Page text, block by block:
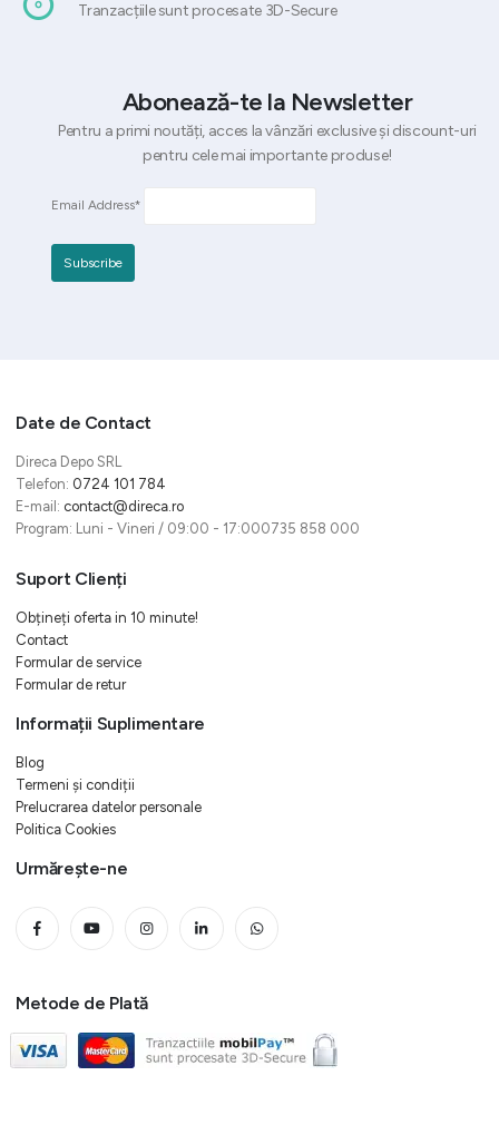
Tranzacțiile sunt procesate 3D-Secure
Abonează-te la Newsletter
Pentru a primi noutăți, acces la vânzări exclusive și discount-uri
pentru cele mai importante produse!
Email Address*
Date de Contact
Direca Depo SRL
Telefon: 0724 101 784
E-mail: contact@direca.ro
Program: Luni - Vineri / 09:00 - 17:000735 858 000
Suport Clienți
Obțineți oferta in 10 minute!
Contact
Formular de service
Formular de retur
Informații Suplimentare
Blog
Termeni și condiții
Prelucrarea datelor personale
Politica Cookies
Urmărește-ne
Metode de Plată